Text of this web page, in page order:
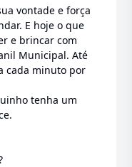
vontade e força
E hoje o que
e brincar com
Municipal. Até
cada minuto por
tenha um